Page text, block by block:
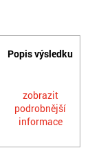
Popis výsledku
zobrazit
podrobnější
informace